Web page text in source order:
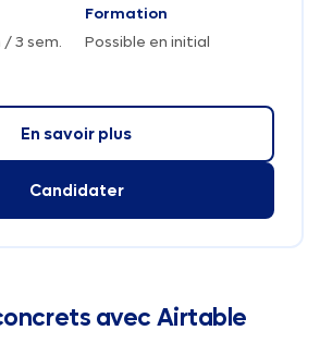
3 sem.
Formation
Possible en initial
En savoir plus
Candidater
avec Airtable